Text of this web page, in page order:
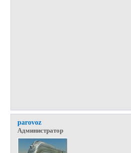
parovoz
Администратор